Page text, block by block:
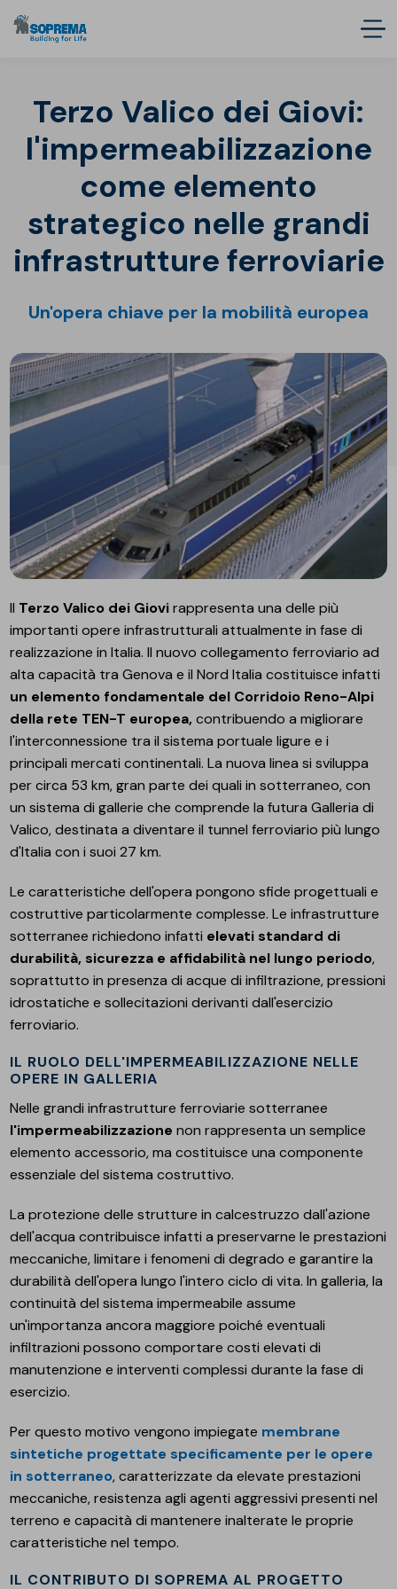
Terzo Valico dei Giovi:
l'impermeabilizzazione
come elemento
strategico nelle grandi
infrastrutture ferroviarie
Un'opera chiave per la mobilità europea
Il Terzo Valico dei Giovirappresenta una delle più
importanti opere infrastrutturali attualmente in fase di
realizzazione in Italia. Il nuovo collegamento ferroviario ad
alta capacità tra Genova e il Nord Italia costituisce infatti
un elemento fondamentale del Corridoio Reno-Alpi
della rete TEN-T europea,contribuendo a migliorare
l'interconnessione tra il sistema portuale ligure e i
principali mercati continentali. La nuova linea si sviluppa
per circa 53 km, gran parte dei quali in sotterraneo, con
un sistema di gallerie che comprende la futura Galleria di
Valico, destinata a diventare il tunnel ferroviario più lungo
d'Italia con i suoi 27 km.
Le caratteristiche dell'opera pongono sfide progettuali e
costruttive particolarmente complesse. Le infrastrutture
sotterranee richiedono infatti elevati standard di
durabilità, sicurezza e affidabilità nel lungo periodo,
soprattutto in presenza di acque di infiltrazione, pressioni
idrostatiche e sollecitazioni derivanti dall'esercizio
ferroviario.
IL RUOLO DELL'IMPERMEABILIZZAZIONE NELLE
OPERE IN GALLERIA
Nelle grandi infrastrutture ferroviarie sotterranee
l'impermeabilizzazione non rappresenta un semplice
elemento accessorio, ma costituisce una componente
essenziale del sistema costruttivo.
La protezione delle strutture in calcestruzzo dall'azione
dell'acqua contribuisce infatti a preservarne le prestazioni
meccaniche, limitare i fenomeni di degrado e garantire la
durabilità dell'opera lungo l'intero ciclo di vita. In galleria, la
continuità del sistema impermeabile assume
un'importanza ancora maggiore poiché eventuali
infiltrazioni possono comportare costi elevati di
manutenzione e interventi complessi durante la fase di
esercizio.
Per questo motivo vengono impiegate membrane
sintetiche progettate specificamente per le opere
in sotterraneo, caratterizzate da elevate prestazioni
meccaniche, resistenza agli agenti aggressivi presenti nel
terreno e capacità di mantenere inalterate le proprie
caratteristiche nel tempo.
IL CONTRIBUTO DI SOPREMA AL PROGETTO